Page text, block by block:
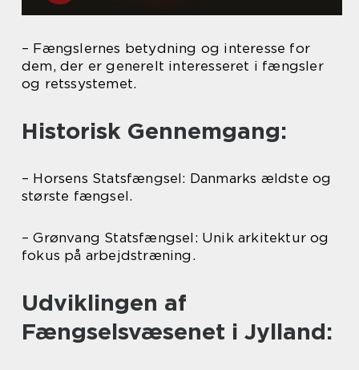
– Fængslernes betydning og interesse for
dem, der er generelt interesseret i fængsler
og retssystemet.
Historisk Gennemgang:
– Horsens Statsfængsel: Danmarks ældste og
største fængsel.
– Grønvang Statsfængsel: Unik arkitektur og
fokus på arbejdstræning.
Udviklingen af
Fængselsvæsenet i Jylland: